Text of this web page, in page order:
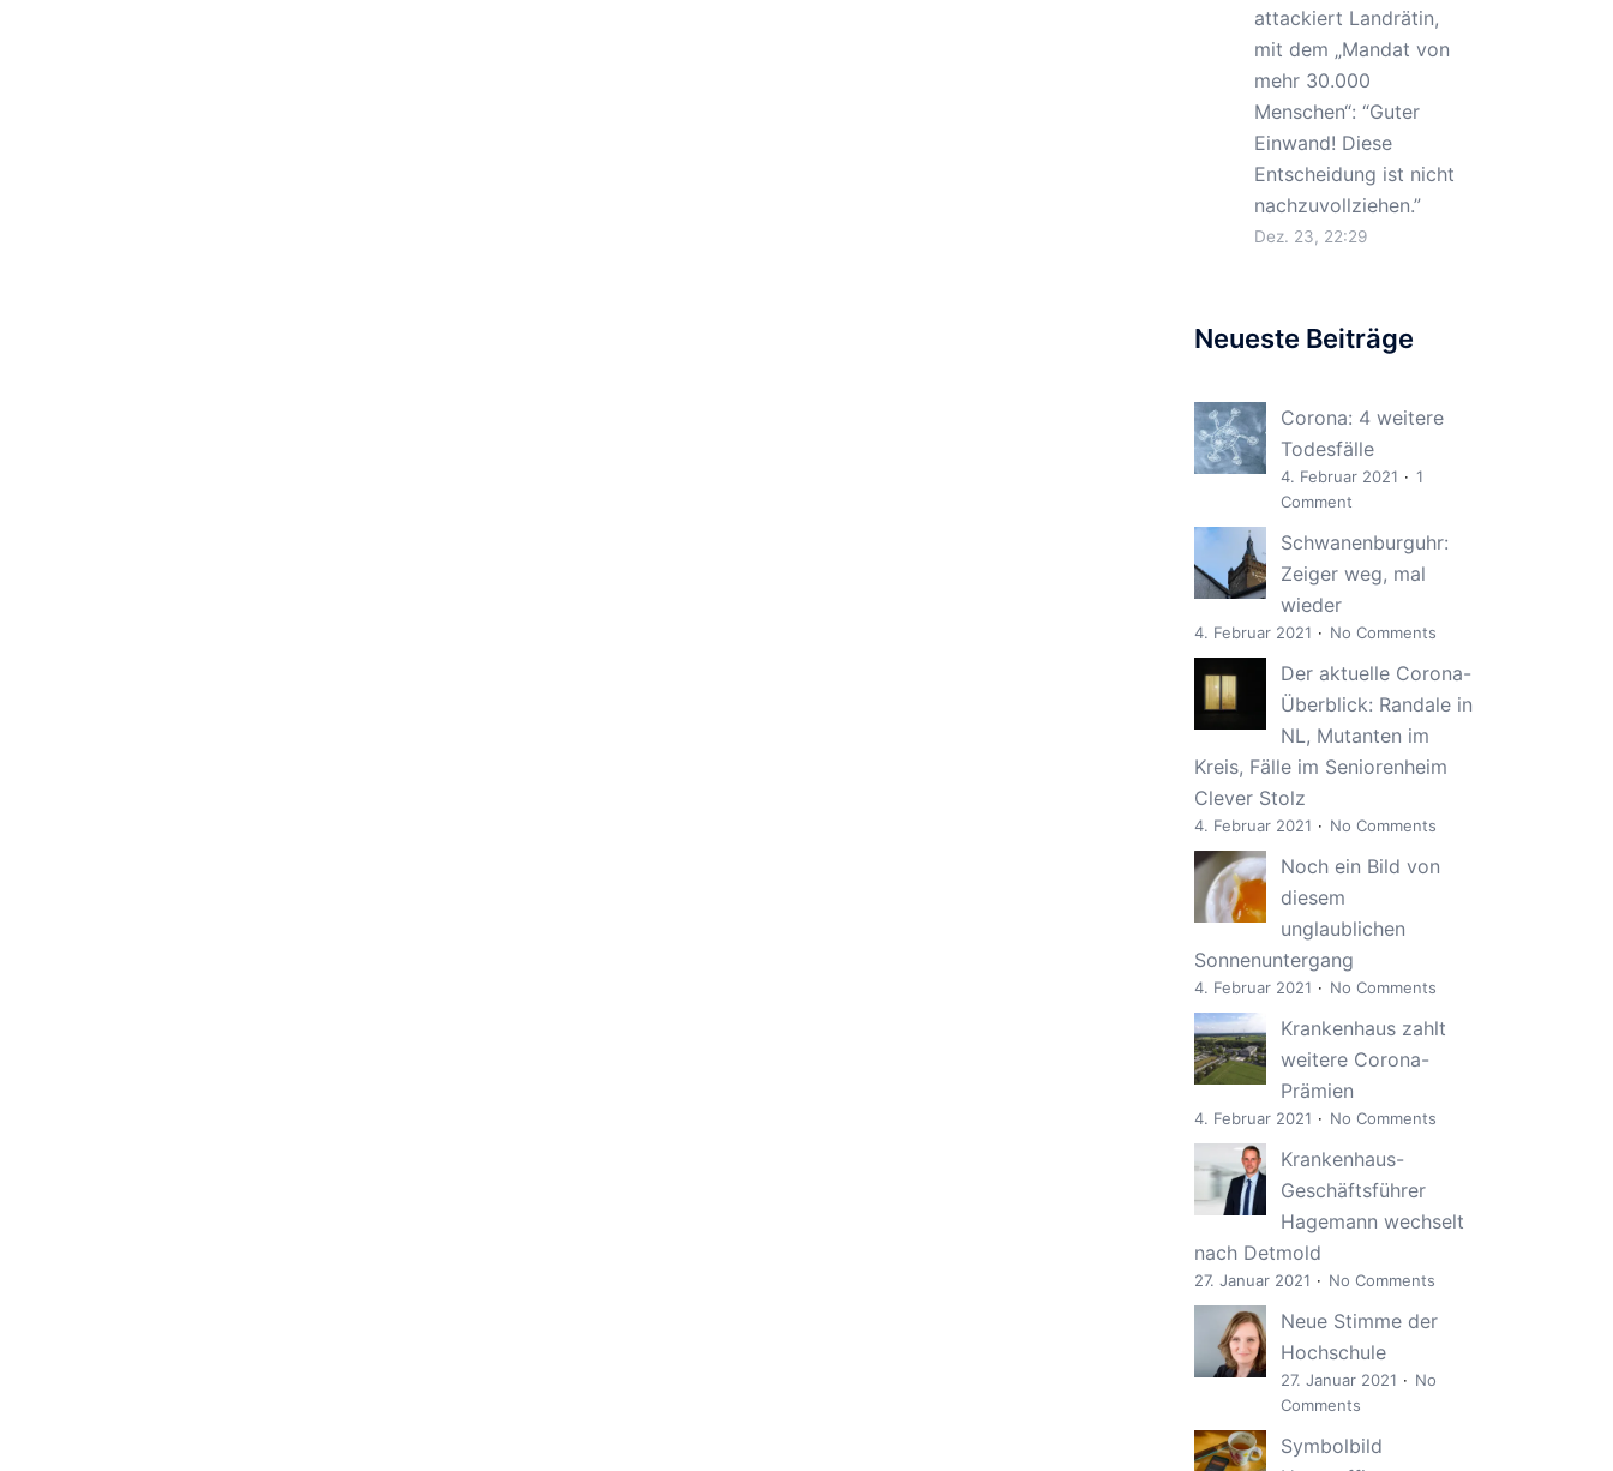
attackiert Landrätin,
mit dem „Mandat von
mehr 30.000
Menschen“: “Guter
Einwand! Diese
Entscheidung ist nicht
nachzuvollziehen.”
Dez. 23, 22:29
Neueste Beiträge
Corona: 4 weitere
Todesfälle
4. Februar 2021
1
Comment
Schwanenburguhr:
Zeiger weg, mal
wieder
4. Februar 2021 No Comments
Der aktuelle Corona-
Überblick: Randale in
NL, Mutanten im
Kreis, Fälle im Seniorenheim
Clever Stolz
4. Februar 2021 No Comments
Noch ein Bild von
diesem
unglaublichen
Sonnenuntergang
4. Februar 2021 No Comments
Krankenhaus zahlt
weitere Corona-
Prämien
4. Februar 2021 No Comments
Krankenhaus-
Geschäftsführer
Hagemann wechselt
nach Detmold
27. Januar 2021 No Comments
Neue Stimme der
Hochschule
27. Januar 2021
No
Comments
Symbolbild